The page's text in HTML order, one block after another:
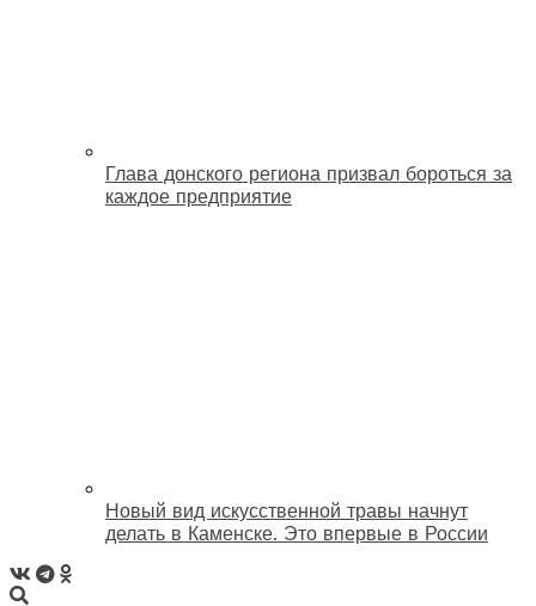
Глава донского региона призвал бороться за
каждое предприятие
Новый вид искусственной травы начнут
делать в Каменске. Это впервые в России